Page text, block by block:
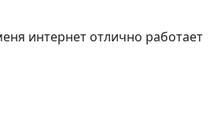
интернет отлично работает